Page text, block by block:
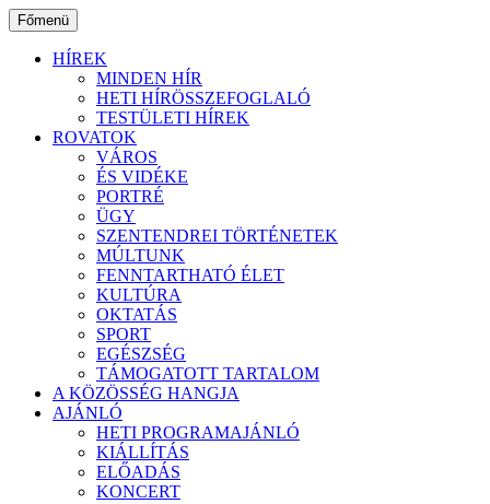
Ugrás
a
tartalomhoz
Főmenü
HÍREK
MINDEN HÍR
HETI HÍRÖSSZEFOGLALÓ
TESTÜLETI HÍREK
ROVATOK
VÁROS
ÉS VIDÉKE
PORTRÉ
ÜGY
SZENTENDREI TÖRTÉNETEK
MÚLTUNK
FENNTARTHATÓ ÉLET
KULTÚRA
OKTATÁS
SPORT
EGÉSZSÉG
TÁMOGATOTT TARTALOM
A KÖZÖSSÉG HANGJA
AJÁNLÓ
HETI PROGRAMAJÁNLÓ
KIÁLLÍTÁS
ELŐADÁS
KONCERT